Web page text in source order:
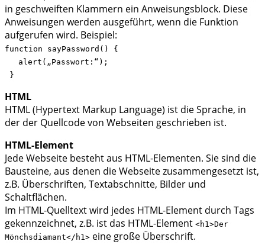
in geschweiften Klammern ein Anweisungsblock. Diese
Anweisungen werden ausgeführt, wenn die Funktion
aufgerufen wird. Beispiel:
function sayPassword() {
alert(„Passwort:“);
}
HTML
HTML (Hypertext Markup Language) ist die Sprache, in
der der Quellcode von Webseiten geschrieben ist.
HTML-Element
Jede Webseite besteht aus HTML-Elementen. Sie sind die
Bausteine, aus denen die Webseite zusammengesetzt ist,
z.B. Überschriften, Textabschnitte, Bilder und
Schaltflächen.
Im HTML-Quelltext wird jedes HTML-Element durch Tags
gekennzeichnet, z.B. ist das HTML-Element <h1>Der
Mönchsdiamant</h1> eine große Überschrift.